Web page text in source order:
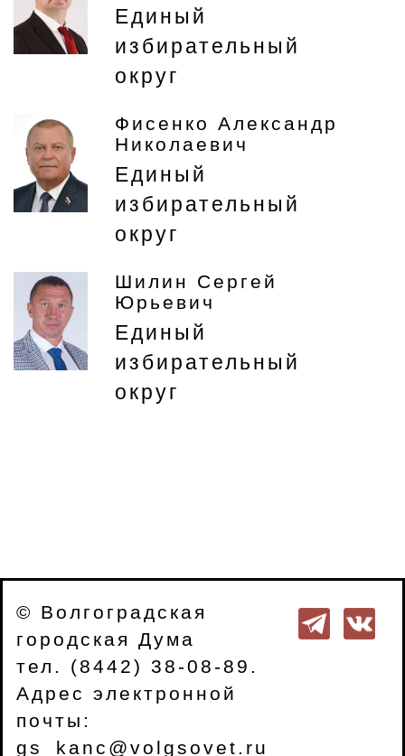
Единый
избирательный
округ
Фисенко Александр
Николаевич
Единый
избирательный
округ
Шилин Сергей
Юрьевич
Единый
избирательный
округ
© Волгоградская
городская Дума
тел. (8442) 38-08-89.
Адрес электронной
почты:
gs_kanc@volgsovet.ru